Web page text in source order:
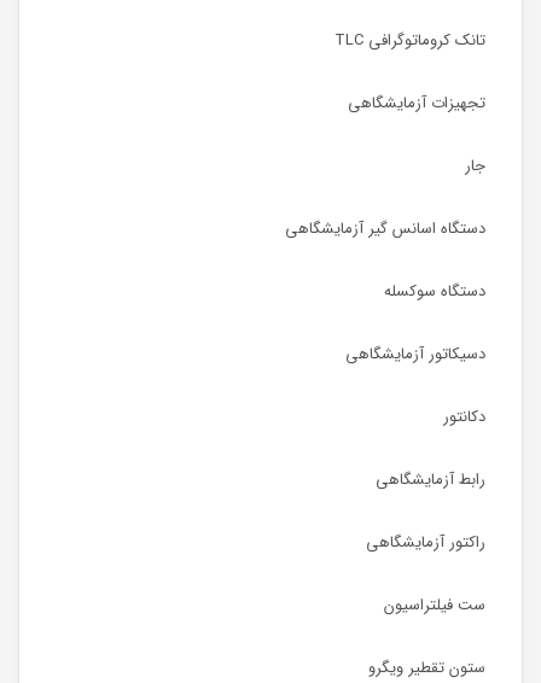
تانک کروماتوگرافی TLC
تجهیزات آزمایشگاهی
جار
دستگاه اسانس گیر آزمایشگاهی
دستگاه سوکسله
دسیکاتور آزمایشگاهی
دکانتور
رابط آزمایشگاهی
راکتور آزمایشگاهی
ست فیلتراسیون
ستون تقطیر ویگرو